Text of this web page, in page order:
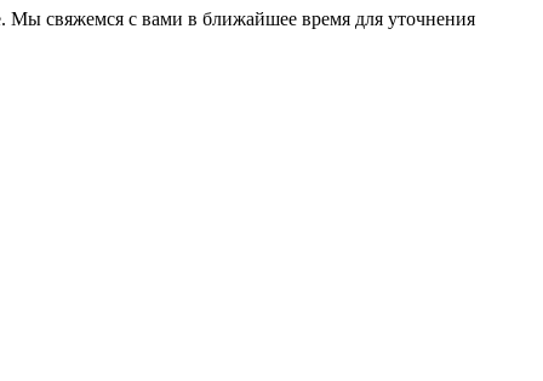
Мы свяжемся с вами в ближайшее время для уточнения